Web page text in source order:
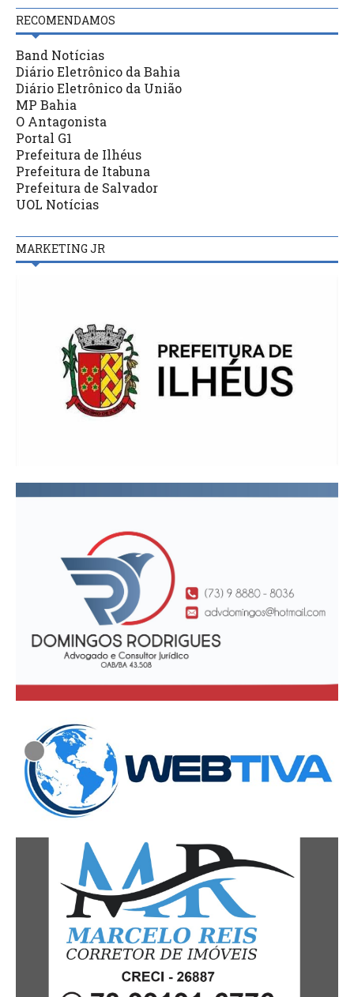
RECOMENDAMOS
Band Notícias
Diário Eletrônico da Bahia
Diário Eletrônico da União
MP Bahia
O Antagonista
Portal G1
Prefeitura de Ilhéus
Prefeitura de Itabuna
Prefeitura de Salvador
UOL Notícias
MARKETING JR